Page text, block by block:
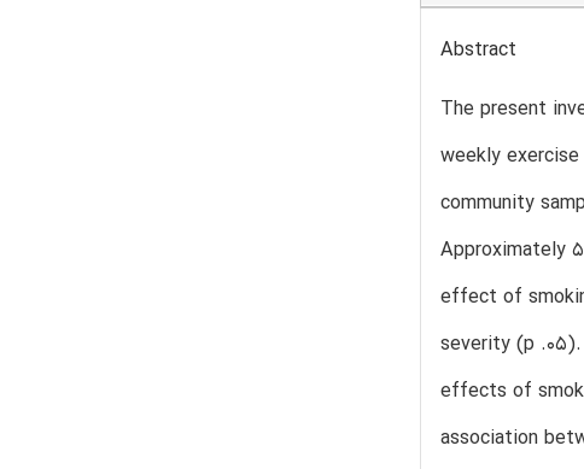
Abstract
The present
weekly
community
Approximately
effect of
severity (p
effects of
association